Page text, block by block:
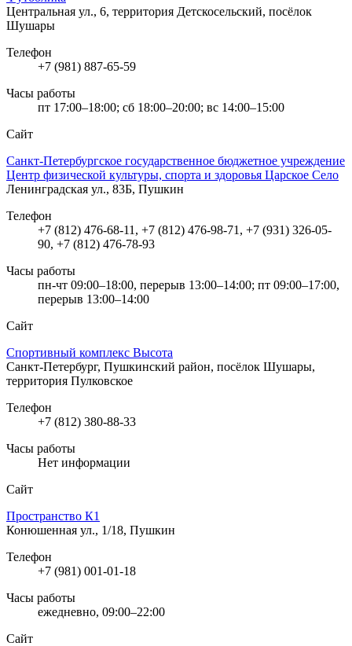
Центральная ул., 6, территория Детскосельский, посёлок
Шушары
Телефон
+7 (981) 887-65-59
Часы работы
пт 17:00–18:00; сб 18:00–20:00; вс 14:00–15:00
Сайт
Санкт‑Петербургское государственное бюджетное учреждение
Центр физической культуры, спорта и здоровья Царское Село
Ленинградская ул., 83Б, Пушкин
Телефон
+7 (812) 476-68-11, +7 (812) 476-98-71, +7 (931) 326-05-
90, +7 (812) 476-78-93
Часы работы
пн-чт 09:00–18:00, перерыв 13:00–14:00; пт 09:00–17:00,
перерыв 13:00–14:00
Сайт
Спортивный комплекс Высота
Санкт-Петербург, Пушкинский район, посёлок Шушары,
территория Пулковское
Телефон
+7 (812) 380-88-33
Часы работы
Нет информации
Сайт
Пространство К1
Конюшенная ул., 1/18, Пушкин
Телефон
+7 (981) 001-01-18
Часы работы
ежедневно, 09:00–22:00
Сайт